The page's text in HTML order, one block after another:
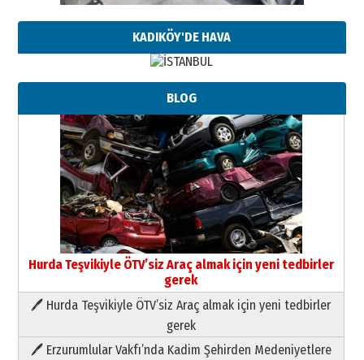
KADIKÖY'DE HAVA
BLOG
Hurda Teşvikiyle ÖTV’siz Araç almak için yeni tedbirler
gerek
🖊 Hurda Teşvikiyle ÖTV’siz Araç almak için yeni tedbirler
gerek
🖊 Erzurumlular Vakfı’nda Kadim Şehirden Medeniyetlere
Paranın Aile Kültüründeki Yeri
03 Ağustos 2026 Pazartesi